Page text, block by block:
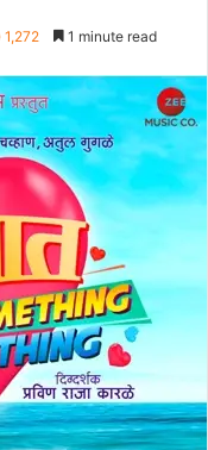
1,272 1 minute read